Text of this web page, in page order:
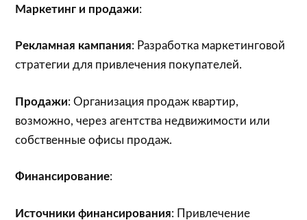
Маркетинг и продажи:
Рекламная кампания: Разработка маркетинговой
стратегии для привлечения покупателей.
Продажи: Организация продаж квартир,
возможно, через агентства недвижимости или
собственные офисы продаж.
Финансирование:
Источники финансирования: Привлечение